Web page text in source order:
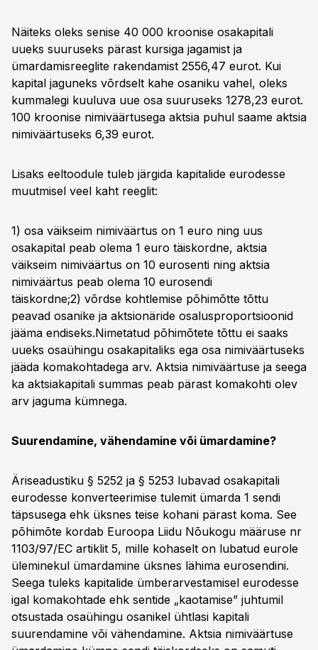
Näiteks oleks senise 40 000 kroonise osakapitali
uueks suuruseks pärast kursiga jagamist ja
ümardamisreeglite rakendamist 2556,47 eurot. Kui
kapital jaguneks võrdselt kahe osaniku vahel, oleks
kummalegi kuuluva uue osa suuruseks 1278,23 eurot.
100 kroonise nimiväärtusega aktsia puhul saame aktsia
nimiväärtuseks 6,39 eurot.
Lisaks eeltoodule tuleb järgida kapitalide eurodesse
muutmisel veel kaht reeglit:
1) osa väikseim nimiväärtus on 1 euro ning uus
osakapital peab olema 1 euro täiskordne, aktsia
väikseim nimiväärtus on 10 eurosenti ning aktsia
nimiväärtus peab olema 10 eurosendi
täiskordne;2) võrdse kohtlemise põhimõtte tõttu
peavad osanike ja aktsionäride osalusproportsioonid
jääma endiseks.Nimetatud põhimõtete tõttu ei saaks
uueks osaühingu osakapitaliks ega osa nimiväärtuseks
jääda komakohtadega arv. Aktsia nimiväärtuse ja seega
ka aktsiakapitali summas peab pärast komakohti olev
arv jaguma kümnega.
Suurendamine, vähendamine või ümardamine?
Äriseadustiku § 5252 ja § 5253 lubavad osakapitali
eurodesse konverteerimise tulemit ümarda 1 sendi
täpsusega ehk üksnes teise kohani pärast koma. See
põhimõte kordab Euroopa Liidu Nõukogu määruse nr
1103/97/EC artiklit 5, mille kohaselt on lubatud eurole
üleminekul ümardamine üksnes lähima eurosendini.
Seega tuleks kapitalide ümberarvestamisel eurodesse
igal komakohtade ehk sentide „kaotamise” juhtumil
otsustada osaühingu osanikel ühtlasi kapitali
suurendamine või vähendamine. Aktsia nimiväärtuse